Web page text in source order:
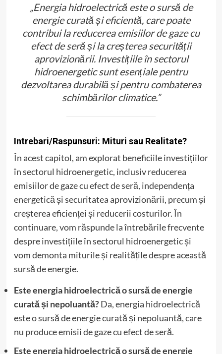
„Energia hidroelectrică este o sursă de
energie curată și eficientă, care poate
contribui la reducerea emisiilor de gaze cu
efect de seră și la creșterea securității
aprovizionării. Investițiile în sectorul
hidroenergetic sunt esențiale pentru
dezvoltarea durabilă și pentru combaterea
schimbărilor climatice.”
Intrebari/Raspunsuri: Mituri sau Realitate?
În acest capitol, am explorat beneficiile investițiilor
în sectorul hidroenergetic, inclusiv reducerea
emisiilor de gaze cu efect de seră, independența
energetică și securitatea aprovizionării, precum și
creșterea eficienței și reducerii costurilor. În
continuare, vom răspunde la întrebările frecvente
despre investițiile în sectorul hidroenergetic și
vom demonta miturile și realitățile despre această
sursă de energie.
Este energia hidroelectrică o sursă de energie
curată și nepoluantă?Da, energia hidroelectrică
este o sursă de energie curată și nepoluantă, care
nu produce emisii de gaze cu efect de seră.
Este energia hidroelectrică o sursă de energie